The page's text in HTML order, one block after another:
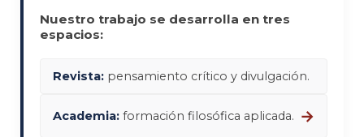
Nuestro trabajo se desarrolla en tres
espacios:
Revista: pensamiento crítico y divulgación.
Academia: formación filosófica aplicada. →